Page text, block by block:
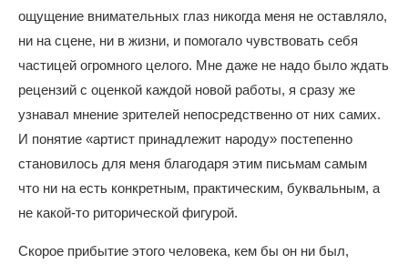
ощущение внимательных глаз никогда меня не оставляло,
ни на сцене, ни в жизни, и помогало чувствовать себя
частицей огромного целого. Мне даже не надо было ждать
рецензий с оценкой каждой новой работы, я сразу же
узнавал мнение зрителей непосредственно от них самих.
И понятие «артист принадлежит народу» постепенно
становилось для меня благодаря этим письмам самым
что ни на есть конкретным, практическим, буквальным, а
не какой-то риторической фигурой.
Скорое прибытие этого человека, кем бы он ни был,